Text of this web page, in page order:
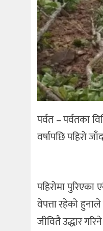
पर्वत – पर्वतका
वर्षापछि पहिरो
पहिरोमा
वेपत्ता रहेको
जीवितै उद्धार